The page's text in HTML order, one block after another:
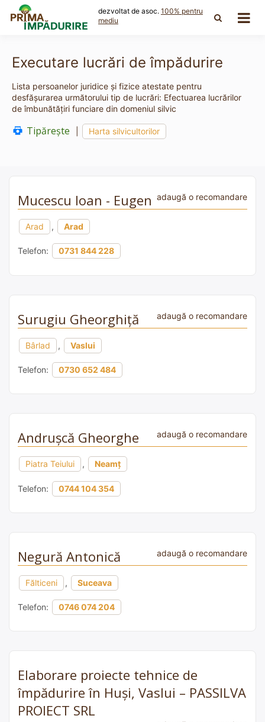
content
dezvoltat de asoc. 100% pentru
mediu
Executare lucrări de împădurire
Lista persoanelor juridice și fizice atestate pentru
desfășurarea următorului tip de lucrări: Efectuarea lucrărilor
de îmbunătăţiri funciare din domeniul silvic
Tipărește Harta silvicultorilor
Mucescu Ioan - Eugen adaugă o recomandare
Arad , Arad
Telefon: 0731 844 228
Surugiu Gheorghiță adaugă o recomandare
Bârlad , Vaslui
Telefon: 0730 652 484
Andrușcă Gheorghe adaugă o recomandare
Piatra Teiului , Neamț
Telefon: 0744 104 354
Negură Antonică adaugă o recomandare
Fălticeni , Suceava
Telefon: 0746 074 204
Elaborare proiecte tehnice de
împădurire în Huși, Vaslui – PASSILVA
PROIECT SRL